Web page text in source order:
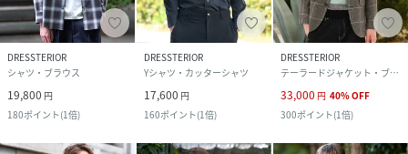
DRESSTERIOR
シャツ・ブラウス
19,800 円
180ポイント(1倍)
DRESSTERIOR
Yシャツ・カッターシャツ
17,600 円
160ポイント(1倍)
DRESSTERIOR
テーラードジャケット・ブレザー
33,000 円 40%OFF
300ポイント(1倍)